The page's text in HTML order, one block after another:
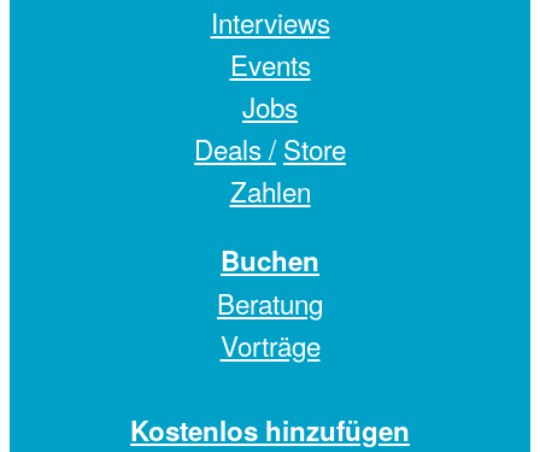
Interviews
Events
Jobs
Deals / Store
Zahlen
Buchen
Beratung
Vorträge
Kostenlos hinzufügen